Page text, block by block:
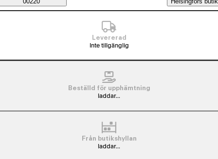
Levererad
Inte tillgänglig
Beställd för upphämtning
laddar...
Från butikshyllan
laddar...